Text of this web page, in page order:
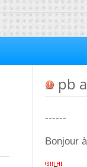
pb
------
Bonjour